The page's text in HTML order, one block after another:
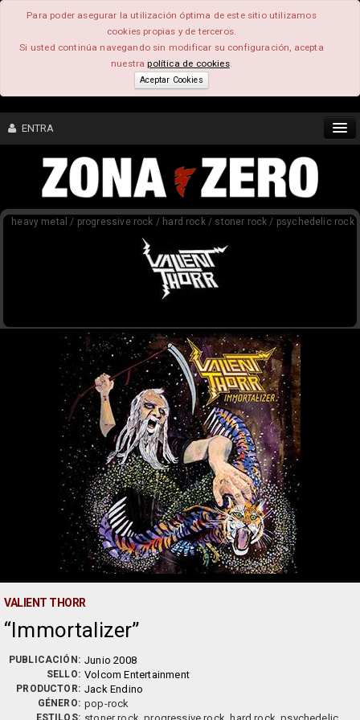
Para poder asegurar la utilización óptima de este sitio utilizamos
cookies propias y de terceros.
Si usted continúa navegando sin modificar su configuración, acepta
nuestrapolítica de cookies.
Aceptar Cookies
ENTRA
CONTENIDO
COMUNIDAD
heavy metal / progressive rock / hard rock / stoner rock / psychedelic rock
VALIENT THORR
Immortalizer
PUBLICACIÓN: Junio 2008
SELLO: Volcom Entertainment
PRODUCTOR: Jack Endino
GÉNERO: pop-rock
ESTILOS: